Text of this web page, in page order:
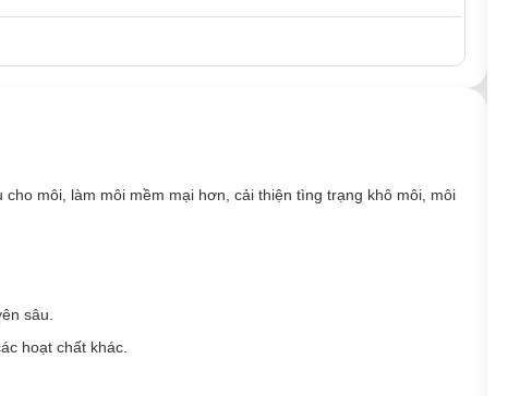
môi, làm môi mềm mại hơn, cải thiện tìng trạng khô môi, môi
sâu.
hoạt chất khác.